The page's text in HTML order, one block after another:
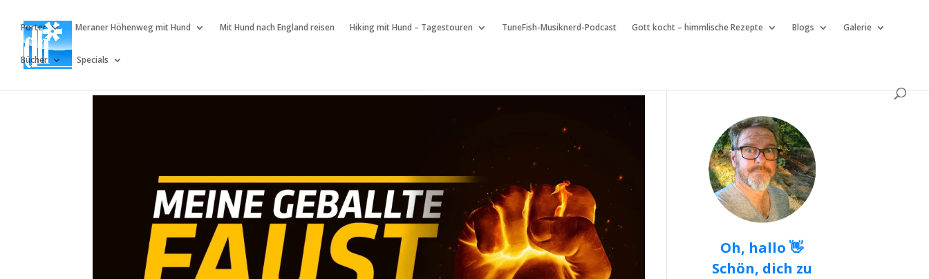
Porter Meraner Höhenweg mit Hund Mit Hund nach England reisen Hiking mit Hund – Tagestouren TuneFish-Musiknerd-Podcast Gott kocht – himmlische Rezepte Blogs Galerie
Bücher Specials
Oh, hallo 👋
Schön, dich zu